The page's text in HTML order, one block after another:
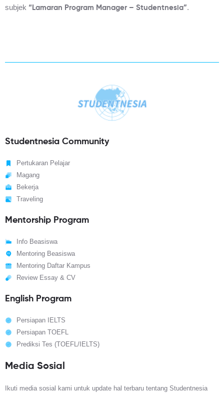
subjek “Lamaran Program Manager – Studentnesia”.
Studentnesia Community
Pertukaran Pelajar
Magang
Bekerja
Traveling
Mentorship Program
Info Beasiswa
Mentoring Beasiswa
Mentoring Daftar Kampus
Review Essay & CV
English Program
Persiapan IELTS
Persiapan TOEFL
Prediksi Tes (TOEFL/IELTS)
Media Sosial
Ikuti media sosial kami untuk update hal terbaru tentang Studentnesia